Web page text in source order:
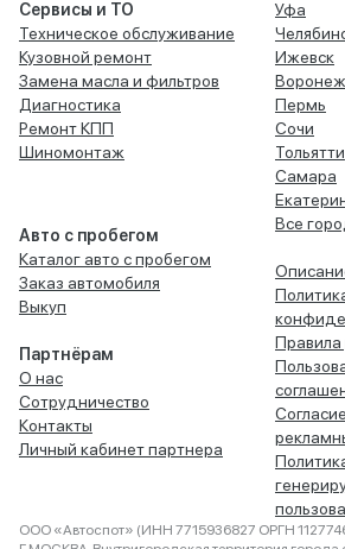
Сервисы и ТО
Техническое обслуживание
Кузовной ремонт
Замена масла и фильтров
Диагностика
Ремонт КПП
Шиномонтаж
Авто с пробегом
Каталог авто с пробегом
Заказ автомобиля
Выкуп
Партнёрам
О нас
Сотрудничество
Контакты
Личный кабинет партнера
Уфа
Ижевск
Воронеж
Пермь
Сочи
Тольятти
Самара
Все
ООО «Автоспот» (ИНН 7715936827 ОРГН